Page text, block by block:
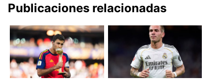
Publicaciones relacionadas